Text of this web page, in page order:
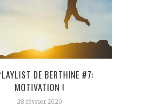
DE BERTHINE #7:
MOTIVATION !
28 février 2020